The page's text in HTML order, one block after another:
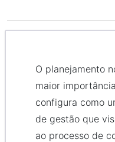
O planejamento
maior
configura como
de gestão que
ao processo de